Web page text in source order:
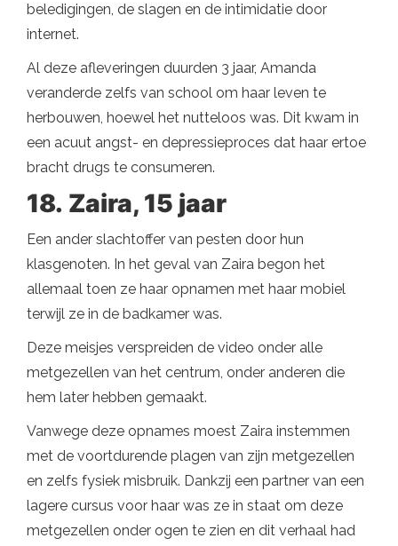
beledigingen, de slagen en de intimidatie door
internet.
Al deze afleveringen duurden 3 jaar, Amanda
veranderde zelfs van school om haar leven te
herbouwen, hoewel het nutteloos was. Dit kwam in
een acuut angst- en depressieproces dat haar ertoe
bracht drugs te consumeren.
18. Zaira, 15 jaar
Een ander slachtoffer van pesten door hun
klasgenoten. In het geval van Zaira begon het
allemaal toen ze haar opnamen met haar mobiel
terwijl ze in de badkamer was.
Deze meisjes verspreiden de video onder alle
metgezellen van het centrum, onder anderen die
hem later hebben gemaakt.
Vanwege deze opnames moest Zaira instemmen
met de voortdurende plagen van zijn metgezellen
en zelfs fysiek misbruik. Dankzij een partner van een
lagere cursus voor haar was ze in staat om deze
metgezellen onder ogen te zien en dit verhaal had